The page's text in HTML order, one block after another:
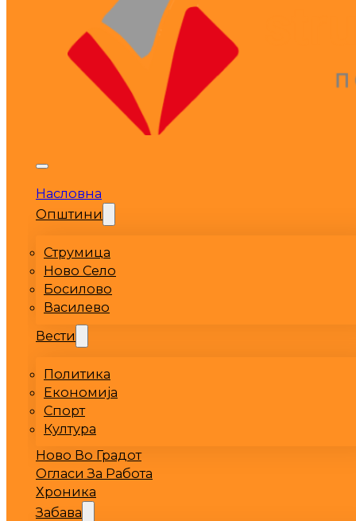
Насловна
Општини
Струмица
Ново Село
Босилово
Василево
Вести
Политика
Економија
Спорт
Култура
Ново Во Градот
Огласи За Работа
Хроника
Забава